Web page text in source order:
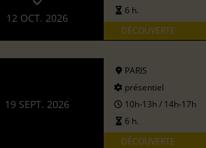
12 OCT. 2026
6 h.
DÉCOUVERTE
19 SEPT. 2026
PARIS
présentiel
10h-13h / 14h-17h
6 h.
DÉCOUVERTE